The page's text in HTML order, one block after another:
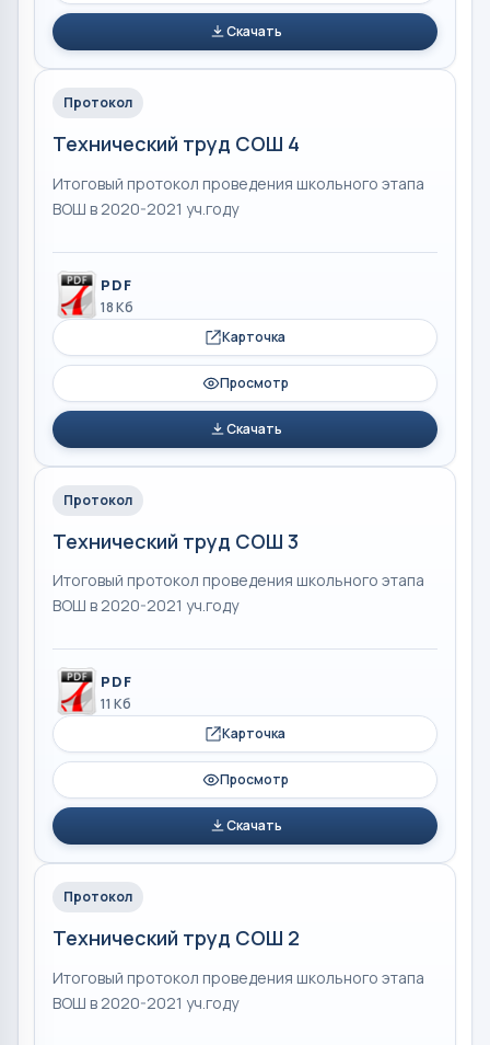
Скачать
Протокол
Технический труд СОШ 4
Итоговый протокол проведения школьного этапа
ВОШ в 2020-2021 уч.году
PDF
18 Кб
Карточка
Просмотр
Скачать
Протокол
Технический труд СОШ 3
Итоговый протокол проведения школьного этапа
ВОШ в 2020-2021 уч.году
PDF
11 Кб
Карточка
Просмотр
Скачать
Протокол
Технический труд СОШ 2
Итоговый протокол проведения школьного этапа
ВОШ в 2020-2021 уч.году